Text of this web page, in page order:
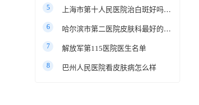
5 上海市第十人民医院治白斑好吗知乎
6 哈尔滨市第二医院皮肤科最好的医生
7 解放军第115医院医生名单
8 巴州人民医院看皮肤病怎么样